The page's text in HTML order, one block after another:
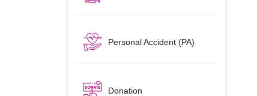
Personal Accident (PA)
Donation